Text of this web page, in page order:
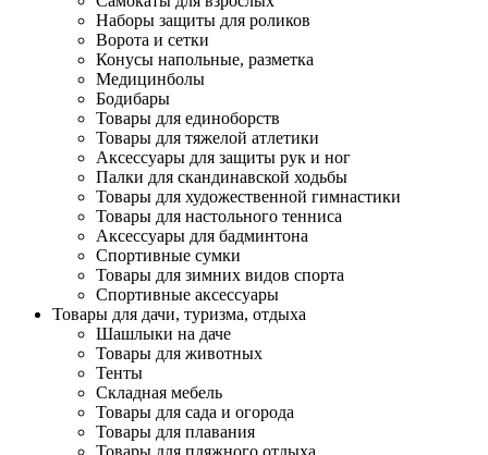
Наборы защиты для роликов
Ворота и сетки
Конусы напольные, разметка
Медицинболы
Бодибары
Товары для единоборств
Товары для тяжелой атлетики
Аксессуары для защиты рук и ног
Палки для скандинавской ходьбы
Товары для художественной гимнастики
Товары для настольного тенниса
Аксессуары для бадминтона
Спортивные сумки
Товары для зимних видов спорта
Спортивные аксессуары
Товары для дачи, туризма, отдыха
Шашлыки на даче
Товары для животных
Тенты
Складная мебель
Товары для сада и огорода
Товары для плавания
Товары для пляжного отдыха